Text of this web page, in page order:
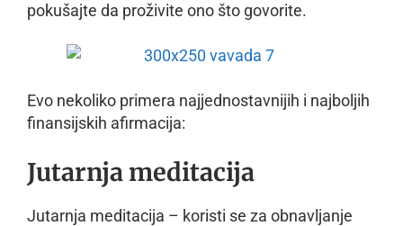
pokušajte da proživite ono što govorite.
Evo nekoliko primera najjednostavnijih i najboljih
finansijskih afirmacija:
Jutarnja meditacija
Jutarnja meditacija – koristi se za obnavljanje